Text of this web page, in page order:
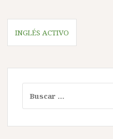
Navegación
deINGLÉS ACTIVO